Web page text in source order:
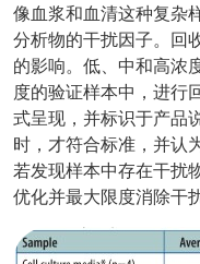
像血浆和血清这种复杂
分析物的干扰因子。回
的影响。低、中和高浓
度的验证样本中，进行
式呈现，并标识于产品
时，才符合标准，并认
若发现样本中存在干扰
优化并最大限度消除干